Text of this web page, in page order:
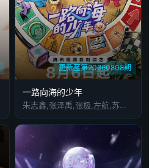
更新至第20260808期
一路向海的少年
朱志鑫,张泽禹,张极,左航,苏新皓,陆虎,李飞,阎鹤祥